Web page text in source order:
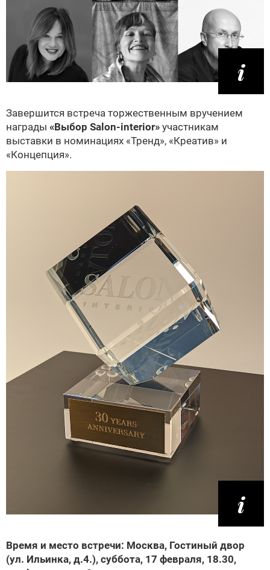
Завершится встреча торжественным вручением
награды «Выбор Salon-interior» участникам
выставки в номинациях «Тренд», «Креатив» и
«Концепция».
Время и место встречи: Москва, Гостиный двор
(ул. Ильинка, д.4.), суббота, 17 февраля, 18.30,